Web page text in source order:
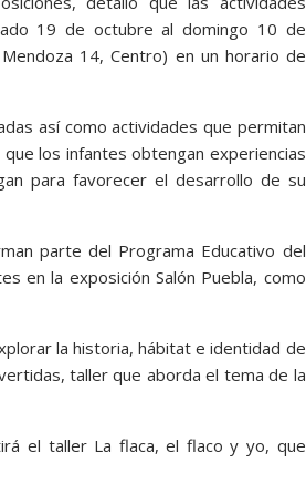
19 de octubre al domingo 10 de
14, Centro) en un horario de
así como actividades que permitan
los infantes obtengan experiencias
para favorecer el desarrollo de su
parte del Programa Educativo del
en la exposición Salón Puebla, como
la historia, hábitat e identidad de
taller que aborda el tema de la
el taller La flaca, el flaco y yo, que